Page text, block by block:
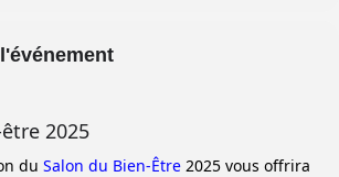
2025
du Salon du Bien-Être 2025 vous offrira